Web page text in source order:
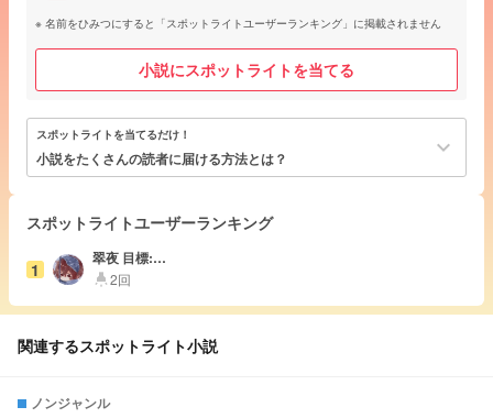
名前をひみつにすると「スポットライトユーザーランキング」に掲載されません
小説にスポットライトを当てる
スポットライトを当てるだけ！
小説をたくさんの読者に届ける方法とは？ keyboard_arrow_down
スポットライトユーザーランキング
1
翠夜 目標:浮
上日増やす‼️
highlight2回
関連するスポットライト小説
ノンジャンル